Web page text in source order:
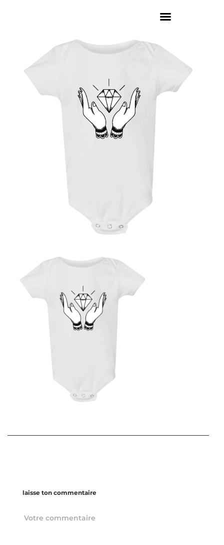
laisse ton commentaire